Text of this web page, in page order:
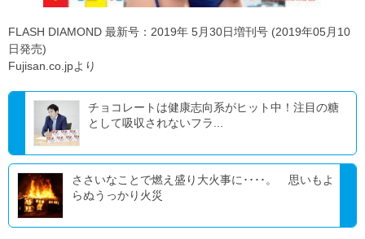
FLASH DIAMOND 最新号：2019年 5月30日増刊号 (2019年05月10
日発売)
Fujisan.co.jpより
チョコレートは健康志向系がヒット中！注目の糖
として吸収されないフラ...
ささいなことで燃え盛り大火事に････。 思いもよ
らぬうっかり火災